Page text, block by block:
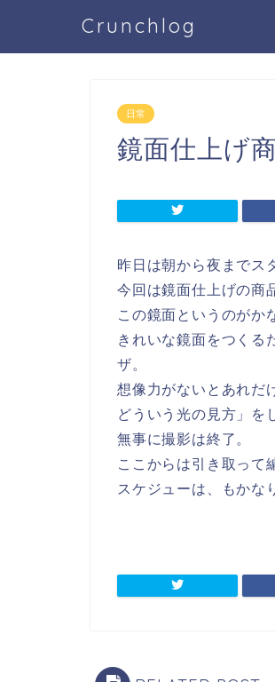
Crunchlog
日常
鏡面仕上げ
昨日は朝から夜までス
今回は鏡面仕上げの商
この鏡面というのがか
きれいな鏡面をつくる
ザ。
想像力がないとあれだ
どういう光の見方」を
無事に撮影は終了。
ここからは引き取って
スケジューは、もかな